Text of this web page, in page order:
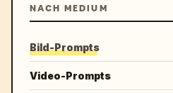
NACH MEDIUM
Bild-Prompts
Video-Prompts